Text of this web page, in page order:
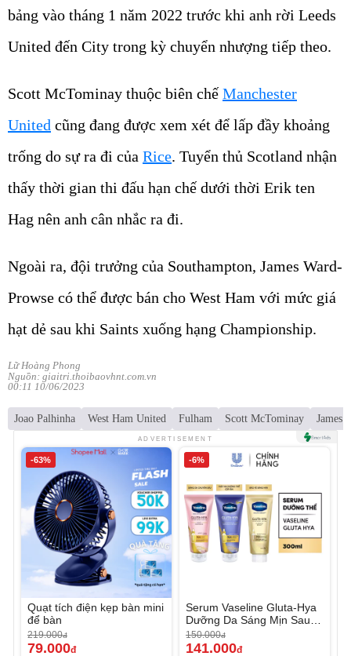
bảng vào tháng 1 năm 2022 trước khi anh rời Leeds
United đến City trong kỳ chuyển nhượng tiếp theo.
Scott McTominay thuộc biên chếManchester
United cũng đang được xem xét để lấp đầy khoảng
trống do sự ra đi của Rice. Tuyển thủ Scotland nhận
thấy thời gian thi đấu hạn chế dưới thời Erik ten
Hag nên anh cân nhắc ra đi.
Ngoài ra, đội trưởng của Southampton, James Ward-
Prowse có thể được bán cho West Ham với mức giá
hạt dẻ sau khi Saints xuống hạng Championship.
Lữ Hoàng Phong
Nguồn: giaitri.thoibaovhnt.com.vn
00:11 10/06/2023
Joao Palhinha West Ham United Fulham Scott McTominay James
ADVERTISEMENT
-63%
Quạt tích điện kẹp bàn mini
để bàn
219.000đ
79.000đ
-6%
Serum Vaseline Gluta-Hya
Dưỡng Da Sáng Mịn Sau 7
Ngày
150.000đ
141.000đ